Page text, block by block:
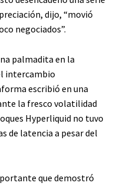
dijo, “movió
negociados”.
palmadita en la
intercambio
escribió en una
la fresco volatilidad
Hyperliquid no tuvo
de latencia a pesar del
que demostró